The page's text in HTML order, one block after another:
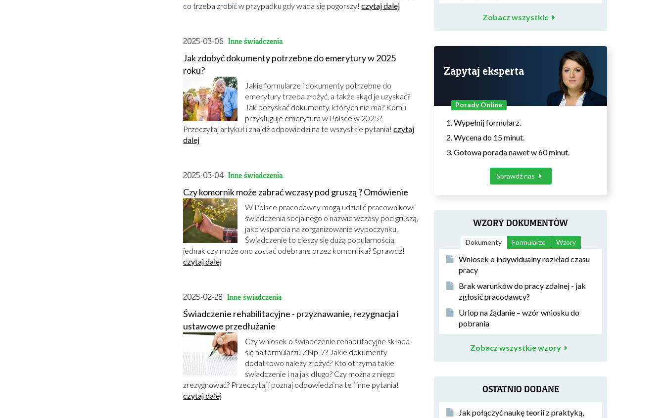
co trzeba zrobić w przypadku gdy wada się pogorszy!czytaj dalej
2025-03-06 Inne świadczenia
Jak zdobyć dokumenty potrzebne do emerytury w 2025
roku?
Jakie formularze i dokumenty potrzebne do
emerytury trzeba złożyć, a także skąd je uzyskać?
Jak pozyskać dokumenty, których nie ma? Komu
przysługuje emerytura w Polsce w 2025?
Przeczytaj artykuł i znajdź odpowiedzi na te wszystkie pytania!czytaj
dalej
2025-03-04 Inne świadczenia
Czy komornik może zabrać wczasy pod gruszą ? Omówienie
W Polsce pracodawcy mogą udzielić pracownikowi
świadczenia socjalnego o nazwie wczasy pod gruszą,
jako wsparcia na zorganizowanie wypoczynku.
Świadczenie to cieszy się dużą popularnością,
jednak czy może ono zostać odebrane przez komornika? Sprawdź!
czytaj dalej
2025-02-28 Inne świadczenia
Świadczenie rehabilitacyjne - przyznawanie, rezygnacja i
ustawowe przedłużanie
Czy wniosek o świadczenie rehabilitacyjne składa
się na formularzu ZNp-7? Jakie dokumenty
dodatkowo należy złożyć? Kto otrzyma takie
świadczenie i na jak długo? Czy można z niego
zrezygnować? Przeczytaj i poznaj odpowiedzi na te i inne pytania!
czytaj dalej
Zobacz wszystkie
Zapytaj eksperta
Porady Online
Wypełnij formularz.
Wycena do 15 minut.
Gotowa porada nawet w 60 minut.
Sprawdź nas
WZORY DOKUMENTÓW
Dokumenty Formularze Wzory
Wniosek o indywidualny rozkład czasu
pracy
Brak warunków do pracy zdalnej - jak
zgłosić pracodawcy?
Urlop na żądanie – wzór wniosku do
pobrania
Zobacz wszystkie wzory
OSTATNIO DODANE
Jak połączyć naukę teorii z praktyką,